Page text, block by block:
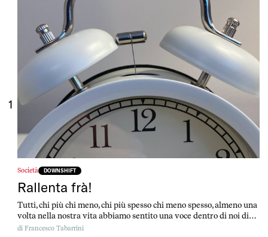
1
Società DOWNSHIFT
Rallenta frà!
Tutti, chi più chi meno, chi più spesso chi meno spesso, almeno una
volta nella nostra vita abbiamo sentito una voce dentro di noi dirci
“Oh, rallenta!”. Con tono alle volte minaccioso. Altre quasi supplice.
di Francesco Tabarrini